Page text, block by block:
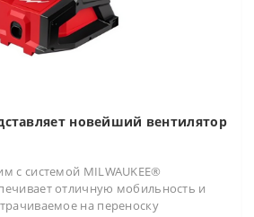
новейший вентилятор
с системой MILWAUKEE®
отличную мобильность и
на переноску